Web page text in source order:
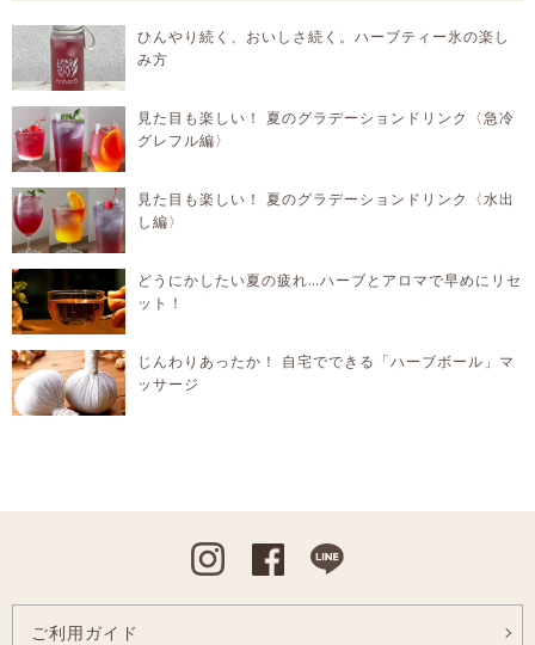
ひんやり続く、おいしさ続く。ハーブティー氷の楽し
み方
見た目も楽しい！ 夏のグラデーションドリンク〈急冷
グレフル編〉
見た目も楽しい！ 夏のグラデーションドリンク〈水出
し編〉
どうにかしたい夏の疲れ…ハーブとアロマで早めにリセ
ット！
じんわりあったか！ 自宅でできる「ハーブボール」マ
ッサージ
Instagram
ご利用ガイド